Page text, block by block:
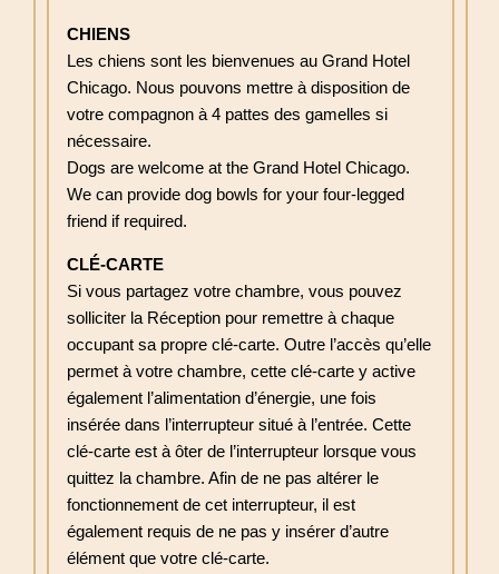
CHIENS
Les chiens sont les bienvenues au Grand Hotel
Chicago. Nous pouvons mettre à disposition de
votre compagnon à 4 pattes des gamelles si
nécessaire.
Dogs are welcome at the Grand Hotel Chicago.
We can provide dog bowls for your four-legged
friend if required.
CLÉ-CARTE
Si vous partagez votre chambre, vous pouvez
solliciter la Réception pour remettre à chaque
occupant sa propre clé-carte. Outre l’accès qu’elle
permet à votre chambre, cette clé-carte y active
également l’alimentation d’énergie, une fois
insérée dans l’interrupteur situé à l’entrée. Cette
clé-carte est à ôter de l’interrupteur lorsque vous
quittez la chambre. Afin de ne pas altérer le
fonctionnement de cet interrupteur, il est
également requis de ne pas y insérer d’autre
élément que votre clé-carte.